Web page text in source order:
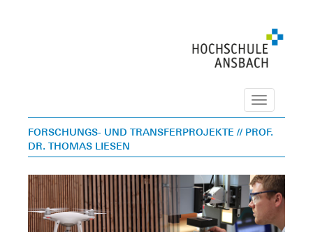
Navigation
FORSCHUNGS- UND TRANSFERPROJEKTE // PROF.
DR. THOMAS LIESEN